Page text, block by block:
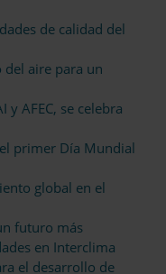
de calidad del
aire para un
y AFEC, se celebra
primer Día Mundial
global en el
futuro más
en Interclima
el desarrollo de